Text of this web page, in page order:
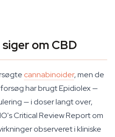
om CBD
cannabinoider, men de
har brugt Epidiolex —
— i doser langt over,
Critical Review Report om
observeret i kliniske